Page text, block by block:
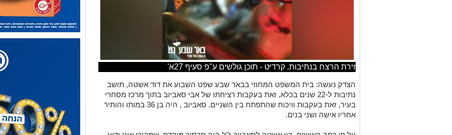
זירת הרצח בנתיבות. קרדיט - תוכן גולשים ע"פ סעיף 27א'
הצדק נעשה: בית המשפט המחוזי בבאר שבע שפט השבוע את דוד אשטה, תושב
נתיבות ל-22 שנים בכלא, זאת בעקבות רציחתו של אבי סאביוב בתוך מרכז מסחרי
בעיר, זאת בעקבות וויכוח שהתפתח בין השניים. סאביוב , היה בן 36 במותו והותיר
אחריו אישה ושני בנים.